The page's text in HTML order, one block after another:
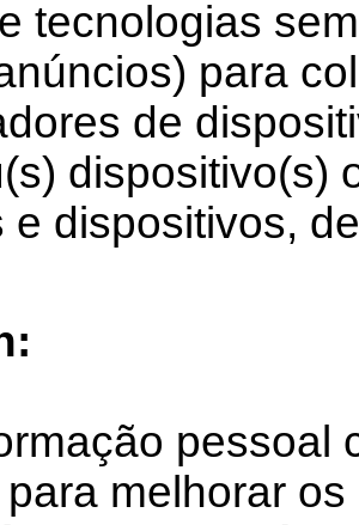
tecnologias
para
de
dispositivo(s)
e dispositivos,
pessoal
melhorar